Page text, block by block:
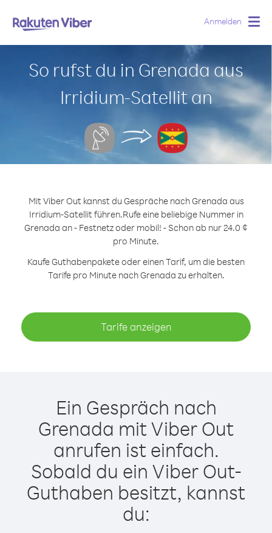
Anmelden
So rufst du in Grenada aus
Irridium-Satellit an
Mit Viber Out kannst du Gespräche nach Grenada aus
Irridium-Satellit führen.Rufe eine beliebige Nummer in
Grenada an - Festnetz oder mobil! - Schon ab nur 24.0 ¢
pro Minute.
Kaufe Guthabenpakete oder einen Tarif, um die besten
Tarife pro Minute nach Grenada zu erhalten.
Tarife anzeigen
Ein Gespräch nach
Grenada mit Viber Out
anrufen ist einfach.
Sobald du ein Viber Out-
Guthaben besitzt, kannst
du: